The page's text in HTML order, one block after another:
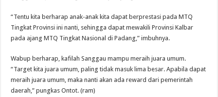
“Tentu kita berharap anak-anak kita dapat berprestasi pada MTQ
Tingkat Provinsi ini nanti, sehingga dapat mewakili Provinsi Kalbar
pada ajang MTQ Tingkat Nasional di Padang,” imbuhnya.
Wabup berharap, kafilah Sanggau mampu meraih juara umum.
“Target kita juara umum, paling tidak masuk lima besar. Apabila dapat
meraih juara umum, maka nanti akan ada reward dari pemerintah
daerah,” pungkas Ontot. (ram)